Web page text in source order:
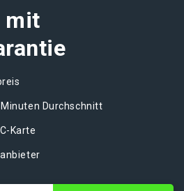
mit
Durchschnitt
Karte